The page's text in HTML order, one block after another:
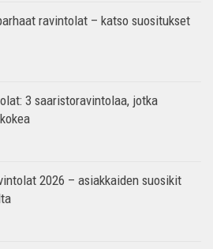
ravintolat – katso suositukset
3 saaristoravintolaa, jotka
2026 – asiakkaiden suosikit